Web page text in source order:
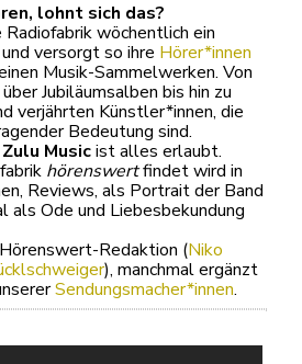
lohnt sich das?
wöchentlich ein
und versorgt so ihre Hörer*innen
Musik-Sammelwerken. Von
Jubiläumsalben bis hin zu
verjährten Künstler*innen, die
Bedeutung sind.
Musicist alles erlaubt.
hörenswertfindet wird in
Reviews, als Portrait der Band
als Ode und Liebesbekundung
Redaktion (Niko
), manchmal ergänzt
Sendungsmacher*innen.